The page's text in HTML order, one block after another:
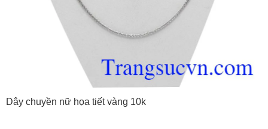
Dây chuyền nữ họa tiết vàng 10k